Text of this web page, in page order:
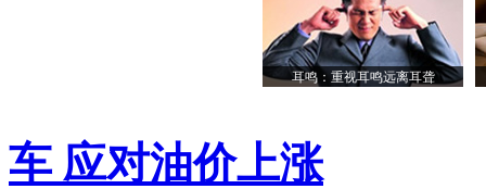
耳鸣：重视耳鸣远离耳聋
车 应对油价上涨